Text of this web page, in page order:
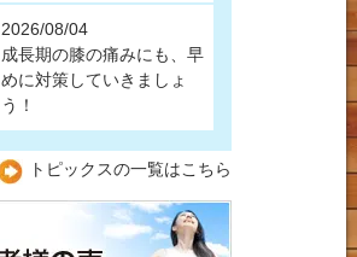
2026/08/04
成長期の膝の痛みにも、早
めに対策していきましょ
う！
トピックスの一覧はこちら